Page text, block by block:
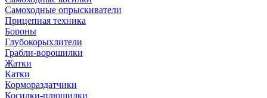
Самоходные опрыскиватели
Прицепная техника
Бороны
Глубокорыхлители
Грабли-ворошилки
Жатки
Катки
Кормораздатчики
Косилки-плющилки